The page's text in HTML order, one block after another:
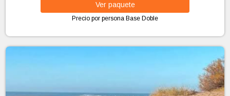
Ver paquete
Precio por persona Base Doble